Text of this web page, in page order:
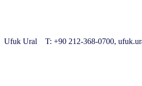
Ufuk Ural T: +90 212-368-0700,